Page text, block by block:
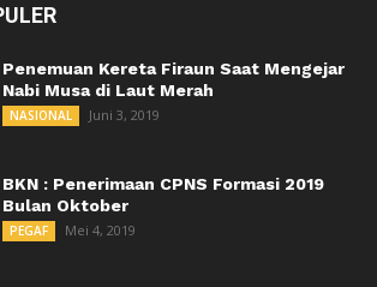
Penemuan Kereta Firaun Saat Mengejar
Nabi Musa di Laut Merah
NASIONAL Juni 3, 2019
BKN : Penerimaan CPNS Formasi 2019
Bulan Oktober
PEGAF Mei 4, 2019